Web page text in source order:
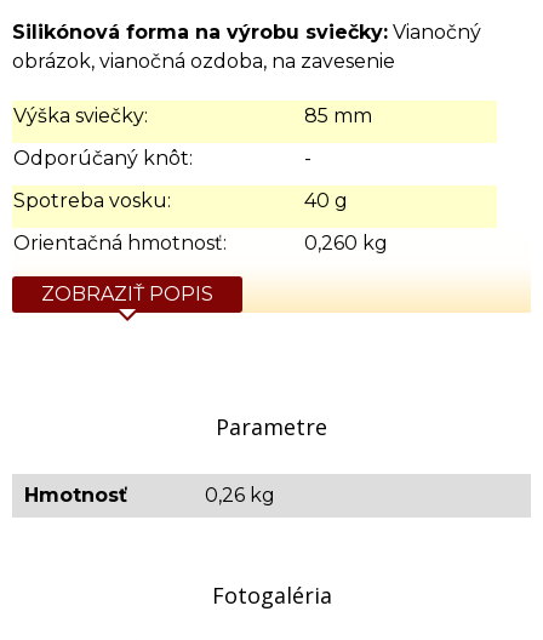
Silikónová forma na výrobu sviečky: Vianočný
obrázok, vianočná ozdoba, na zavesenie
Výška sviečky:
85 mm
Odporúčaný knôt:
-
Spotreba vosku:
40 g
Orientačná hmotnosť:
0,260 kg
ZOBRAZIŤ POPIS
Parametre
Hmotnosť 0,26 kg
Fotogaléria